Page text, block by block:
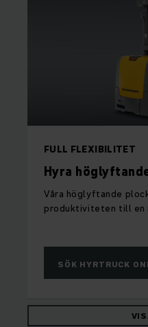
FULL FLEXIBILITET
Hyra
Våra höglyftande
produktiviteten till en
SÖK HYRTRUCK